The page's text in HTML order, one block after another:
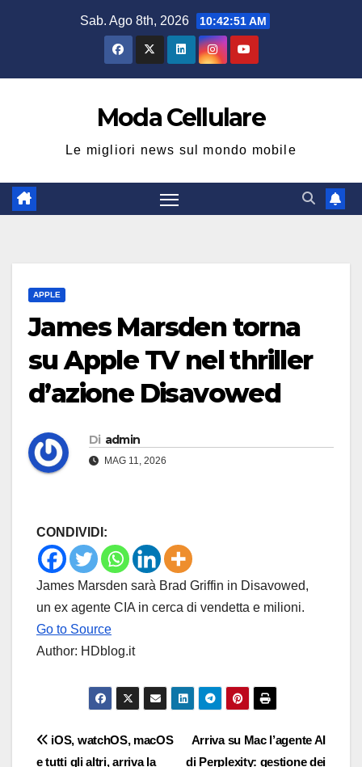
Sab. Ago 8th, 2026 10:42:52 AM
Moda Cellulare
Le migliori news sul mondo mobile
APPLE
James Marsden torna
su Apple TV nel thriller
d’azione Disavowed
Di admin
MAG 11, 2026
CONDIVIDI:
James Marsden sarà Brad Griffin in Disavowed,
un ex agente CIA in cerca di vendetta e milioni.
Go to Source
Author: HDblog.it
Navigazione
Arriva su Mac l’agente AI
di Perplexity: gestione dei
iOS, watchOS, macOS
e tutti gli altri, arriva la